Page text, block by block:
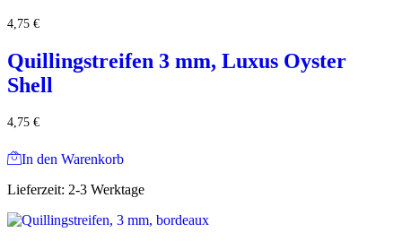
4,75 €
Quillingstreifen 3 mm, Luxus Oyster
Shell
4,75 €
In den Warenkorb
Lieferzeit: 2-3 Werktage